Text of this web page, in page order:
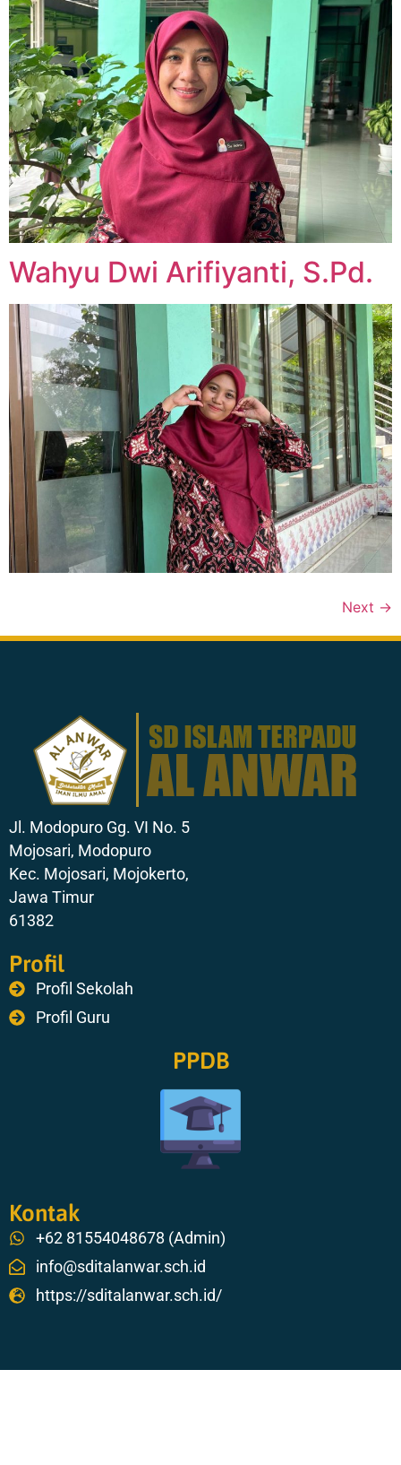
Wahyu Dwi Arifiyanti, S.Pd.
Next →
Jl. Modopuro Gg. VI No. 5
Mojosari, Modopuro
Kec. Mojosari, Mojokerto,
Jawa Timur
61382
Profil
Profil Sekolah
Profil Guru
PPDB
Kontak
+62 81554048678 (Admin)
info@sditalanwar.sch.id
https://sditalanwar.sch.id/